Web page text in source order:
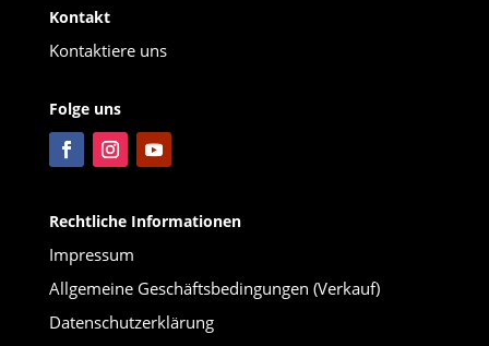
Kontakt
Kontaktiere uns
Folge uns
Rechtliche Informationen
Impressum
Allgemeine Geschäftsbedingungen (Verkauf)
Datenschutzerklärung